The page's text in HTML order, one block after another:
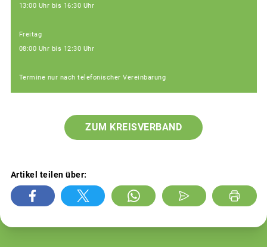
13:00 Uhr bis 16:30 Uhr
Freitag
08:00 Uhr bis 12:30 Uhr
Termine nur nach telefonischer Vereinbarung
ZUM KREISVERBAND
Artikel teilen über: